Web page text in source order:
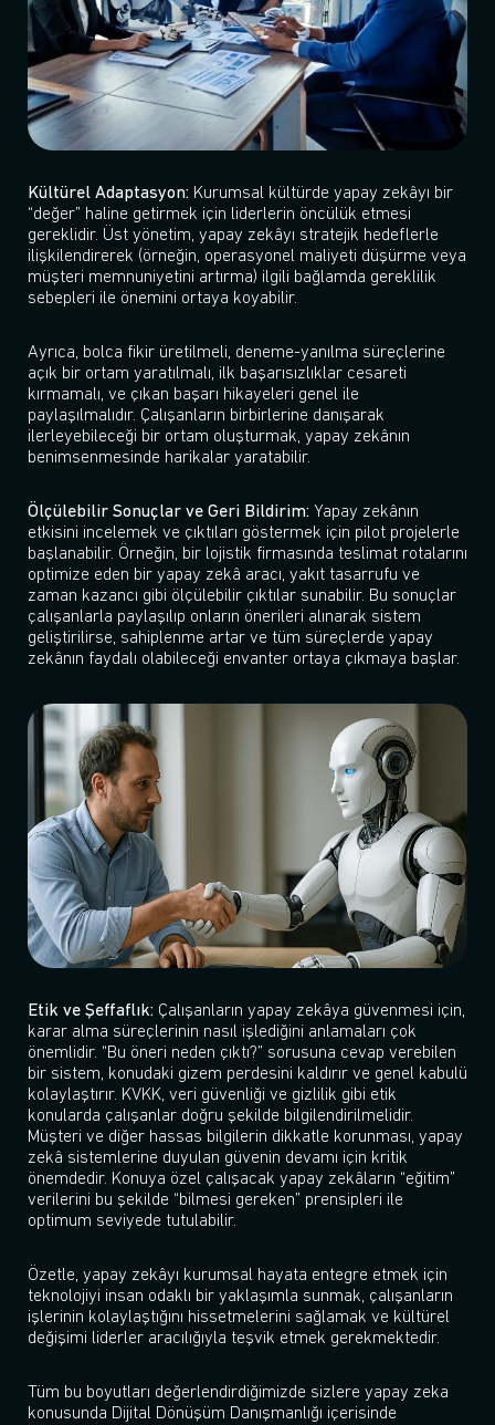
Kültürel Adaptasyon: Kurumsal kültürde yapay zekâyı bir
“değer” haline getirmek için liderlerin öncülük etmesi
gereklidir. Üst yönetim, yapay zekâyı stratejik hedeflerle
ilişkilendirerek (örneğin, operasyonel maliyeti düşürme veya
müşteri memnuniyetini artırma) ilgili bağlamda gereklilik
sebepleri ile önemini ortaya koyabilir.
Ayrıca, bolca fikir üretilmeli, deneme-yanılma süreçlerine
açık bir ortam yaratılmalı, ilk başarısızlıklar cesareti
kırmamalı, ve çıkan başarı hikayeleri genel ile
paylaşılmalıdır. Çalışanların birbirlerine danışarak
ilerleyebileceği bir ortam oluşturmak, yapay zekânın
benimsenmesinde harikalar yaratabilir.
Ölçülebilir Sonuçlar ve Geri Bildirim: Yapay zekânın
etkisini incelemek ve çıktıları göstermek için pilot projelerle
başlanabilir. Örneğin, bir lojistik firmasında teslimat rotalarını
optimize eden bir yapay zekâ aracı, yakıt tasarrufu ve
zaman kazancı gibi ölçülebilir çıktılar sunabilir. Bu sonuçlar
çalışanlarla paylaşılıp onların önerileri alınarak sistem
geliştirilirse, sahiplenme artar ve tüm süreçlerde yapay
zekânın faydalı olabileceği envanter ortaya çıkmaya başlar.
Etik ve Şeffaflık: Çalışanların yapay zekâya güvenmesi için,
karar alma süreçlerinin nasıl işlediğini anlamaları çok
önemlidir. “Bu öneri neden çıktı?” sorusuna cevap verebilen
bir sistem, konudaki gizem perdesini kaldırır ve genel kabulü
kolaylaştırır. KVKK, veri güvenliği ve gizlilik gibi etik
konularda çalışanlar doğru şekilde bilgilendirilmelidir.
Müşteri ve diğer hassas bilgilerin dikkatle korunması, yapay
zekâ sistemlerine duyulan güvenin devamı için kritik
önemdedir. Konuya özel çalışacak yapay zekâların “eğitim”
verilerini bu şekilde “bilmesi gereken” prensipleri ile
optimum seviyede tutulabilir.
Özetle, yapay zekâyı kurumsal hayata entegre etmek için
teknolojiyi insan odaklı bir yaklaşımla sunmak, çalışanların
işlerinin kolaylaştığını hissetmelerini sağlamak ve kültürel
değişimi liderler aracılığıyla teşvik etmek gerekmektedir.
Tüm bu boyutları değerlendirdiğimizde sizlere yapay zeka
konusunda Dijital Dönüşüm Danışmanlığı içerisinde